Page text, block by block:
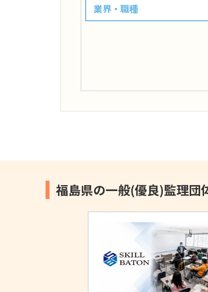
業界・職種
福島県の一般(優良)監理団